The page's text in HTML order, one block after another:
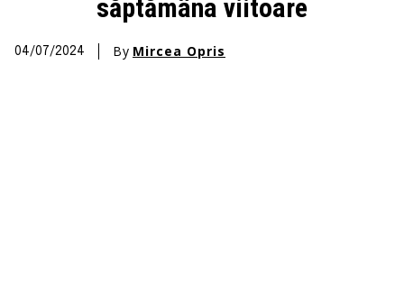
săptămâna viitoare
04/07/2024 By Mircea Opris